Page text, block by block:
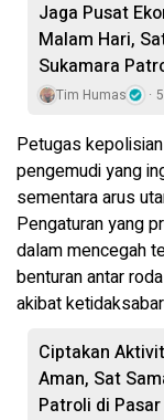
Jaga Pusat
Malam Hari,
Sukamara
Tim Humas
Petugas
pengemudi yang
sementara arus
Pengaturan yang
dalam mencegah
benturan antar
akibat
Ciptakan
Aman, Sat
Patroli di